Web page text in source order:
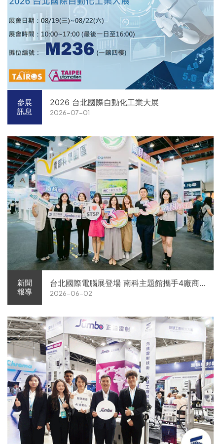
參展
訊息
2026 台北國際自動化工業大展
2026-07-01
新聞
報導
台北國際電腦展登場 南科主題館攜手4廠商
展現AI供應鏈實力
2026-06-02